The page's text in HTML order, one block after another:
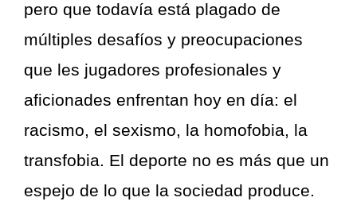
pero que todavía está plagado de
múltiples desafíos y preocupaciones
que les jugadores profesionales y
aficionades enfrentan hoy en día: el
racismo, el sexismo, la homofobia, la
transfobia. El deporte no es más que un
espejo de lo que la sociedad produce.